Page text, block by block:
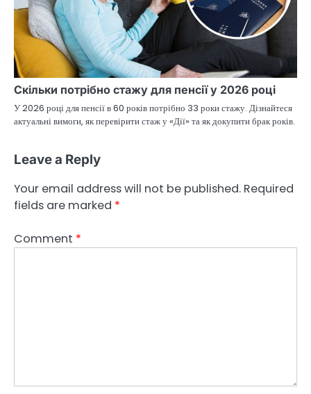
Скільки потрібно стажу для пенсії у 2026 році
У 2026 році для пенсії в 60 років потрібно 33 роки стажу. Дізнайтеся
актуальні вимоги, як перевірити стаж у «Дії» та як докупити брак років.
Leave a Reply
Your email address will not be published. Required
fields are marked *
Comment *